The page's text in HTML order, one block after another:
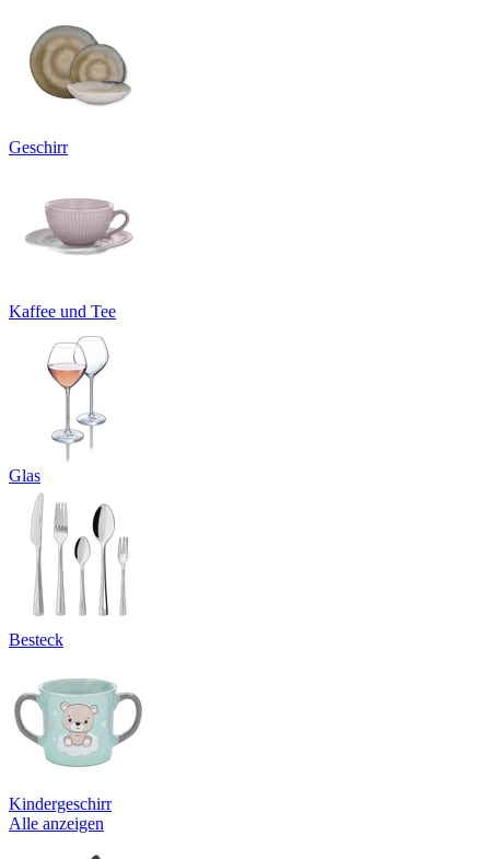
Geschirr
Kaffee und Tee
Glas
Besteck
Kindergeschirr
Alle anzeigen